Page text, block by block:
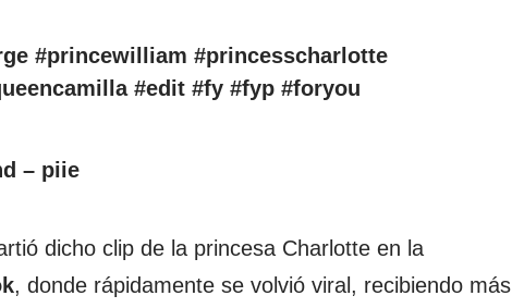
#princewilliam #princesscharlotte
#edit #fy #fyp #foryou
– piie
dicho clip de la princesa Charlotte en la
, donde rápidamente se volvió viral, recibiendo más